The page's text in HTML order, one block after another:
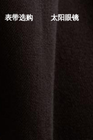
表带选购 太阳眼镜